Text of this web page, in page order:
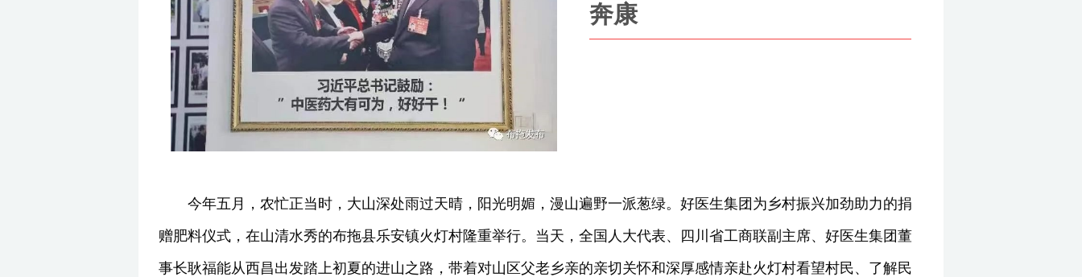
奔康
今年五月，农忙正当时，大山深处雨过天晴，阳光明媚，漫山遍野一派葱绿。好医生集团为乡村振兴加劲助力的捐
赠肥料仪式，在山清水秀的布拖县乐安镇火灯村隆重举行。当天，全国人大代表、四川省工商联副主席、好医生集团董
事长耿福能从西昌出发踏上初夏的进山之路，带着对山区父老乡亲的亲切关怀和深厚感情亲赴火灯村看望村民、了解民